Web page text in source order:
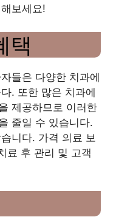
보세요!
택
들은 다양한 치과에
. 또한 많은 치과에
제공하므로 이러한
줄일 수 있습니다.
니다. 가격 의료 보
료 후 관리 및 고객